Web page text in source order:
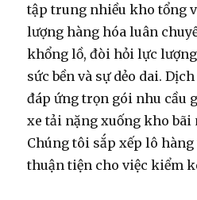
tập trung nhiều kho tổng
lượng hàng hóa luân
khổng lồ, đòi hỏi lực
sức bền và sự dẻo dai.
đáp ứng trọn gói nhu cầu
xe tải nặng xuống kho bãi
Chúng tôi sắp xếp lô hàng
thuận tiện cho việc kiểm